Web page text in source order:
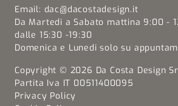
Email: dac@dacostadesign.it
Da Martedi a Sabato mattina 9:00 -
dalle 15:30 -19:30
Domenica e Lunedi solo su
Copyright © 2026 Da Costa Design
Partita Iva IT 00511400095
Privacy Policy